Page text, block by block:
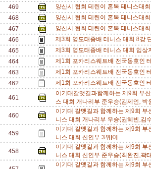
469
양산시 협회 테린이 혼복 테니스대
468
양산시 협회 테린이 혼복 테니스대
467
양산시 협회 테린이 혼복 테니스대
466
제3회 영도태종배 테니스 대회 8강
465
제3회 영도태종배 테니스 대회 입상
464
제1회 포카리스웨트배 전국동호인
463
제1회 포카리스웨트배 전국동호인
462
제1회 포카리스웨트배 전국동호인
461
이기대갈맷길과함께하는 제9회 부
스 대회 개나리부 준우승(김제언, 박
460
이기대 갈맷길과 함께하는 제9회 부
니스 대회 개나리부 우승(권혜빈,김
459
이기대 갈맷길과 함께하는 제9회 부
니스 대회 신인부 3위[0]
458
이기대 갈맷길과 함께하는 제9회 부
니스 대회 신인부 준우승(최완진,곽
이기대 갈맷길과 함께하는 제9회 부